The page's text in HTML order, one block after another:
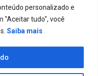
personalizado e
"Aceitar tudo", você
Saiba mais
2024.
|Theme: Allure News